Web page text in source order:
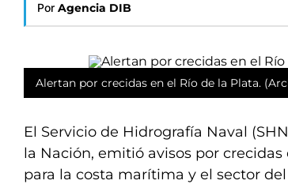
Por Agencia DIB
Alertan por crecidas en el Río de la Plata.
El Servicio de Hidrografía Naval
la Nación, emitió avisos por
para la costa marítima y el sector